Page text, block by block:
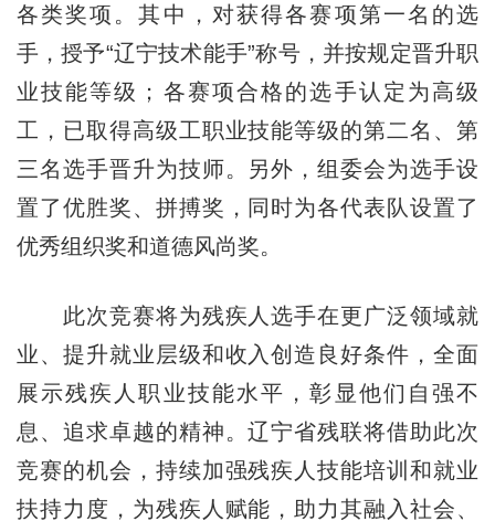
各类奖项。其中，对获得各赛项第一名的选
手，授予“辽宁技术能手”称号，并按规定晋升职
业技能等级；各赛项合格的选手认定为高级
工，已取得高级工职业技能等级的第二名、第
三名选手晋升为技师。另外，组委会为选手设
置了优胜奖、拼搏奖，同时为各代表队设置了
优秀组织奖和道德风尚奖。
此次竞赛将为残疾人选手在更广泛领域就
业、提升就业层级和收入创造良好条件，全面
展示残疾人职业技能水平，彰显他们自强不
息、追求卓越的精神。辽宁省残联将借助此次
竞赛的机会，持续加强残疾人技能培训和就业
扶持力度，为残疾人赋能，助力其融入社会、